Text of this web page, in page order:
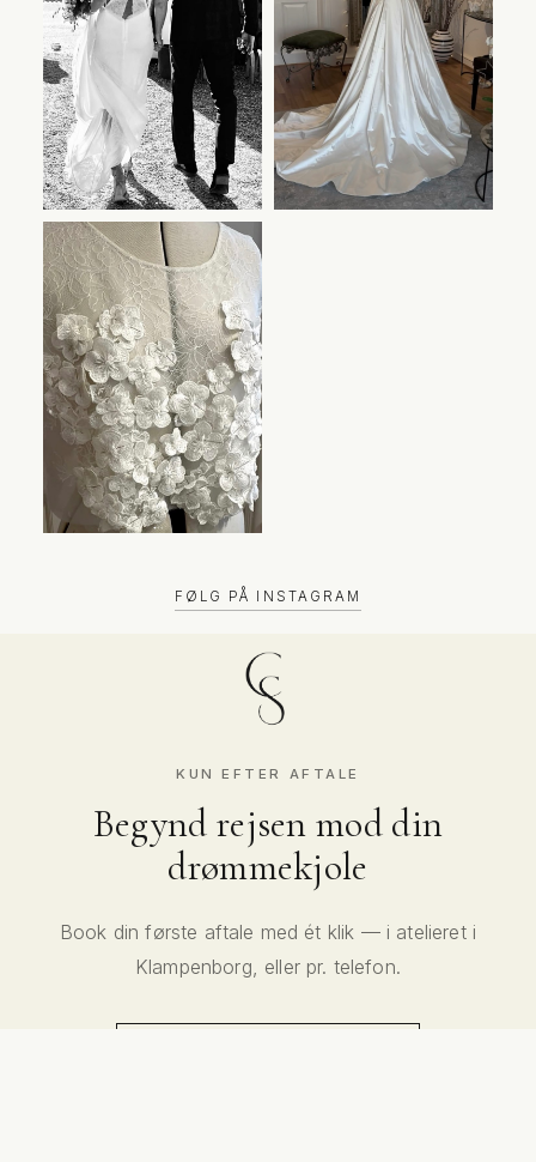
FØLG PÅ INSTAGRAM
KUN EFTER AFTALE
Begynd rejsen mod din
drømmekjole
Book din første aftale med ét klik — i atelieret i
Klampenborg, eller pr. telefon.